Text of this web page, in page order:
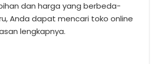
dan harga yang berbeda-
Anda dapat mencari toko online
lengkapnya.